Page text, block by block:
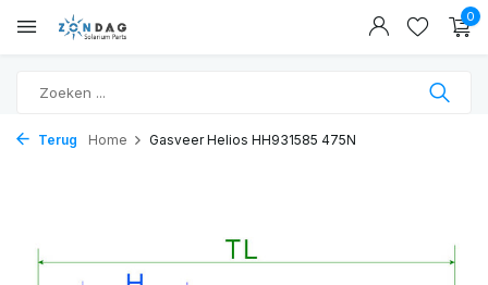
0
Terug Home Gasveer Helios HH931585 475N